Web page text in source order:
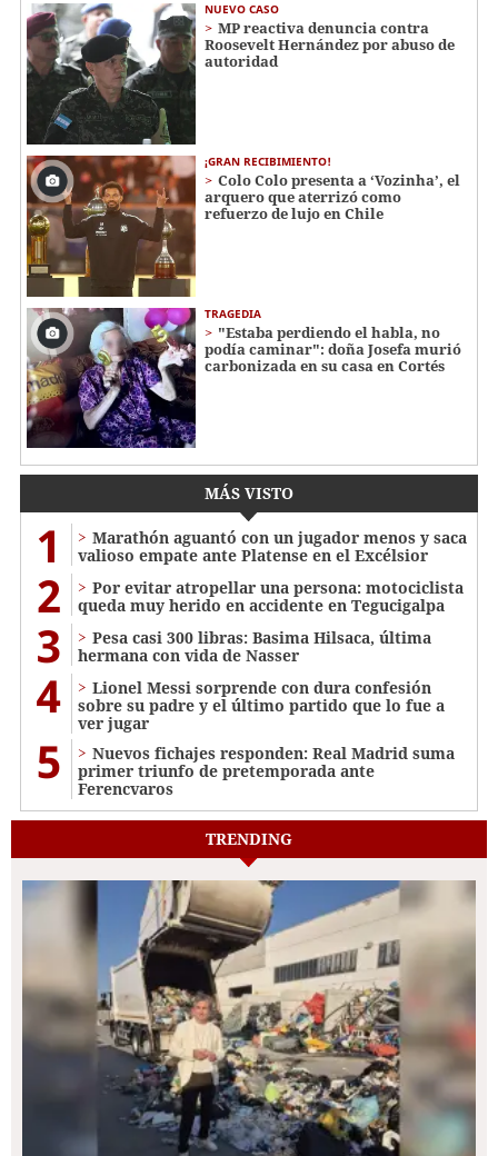
NUEVO CASO
MP reactiva denuncia contra
Roosevelt Hernández por abuso de
autoridad
¡GRAN RECIBIMIENTO!
Colo Colo presenta a ‘Vozinha’, el
arquero que aterrizó como
refuerzo de lujo en Chile
TRAGEDIA
"Estaba perdiendo el habla, no
podía caminar": doña Josefa murió
carbonizada en su casa en Cortés
MÁS VISTO
1
Marathón aguantó con un jugador menos y saca
valioso empate ante Platense en el Excélsior
2
Por evitar atropellar una persona: motociclista
queda muy herido en accidente en Tegucigalpa
3
Pesa casi 300 libras: Basima Hilsaca, última
hermana con vida de Nasser
4
Lionel Messi sorprende con dura confesión
sobre su padre y el último partido que lo fue a
ver jugar
5
Nuevos fichajes responden: Real Madrid suma
primer triunfo de pretemporada ante
Ferencvaros
TRENDING